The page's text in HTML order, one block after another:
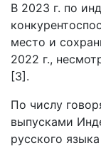
В 2023 г. по
место и
2022 г.,
[3].
По числу
выпусками
русского